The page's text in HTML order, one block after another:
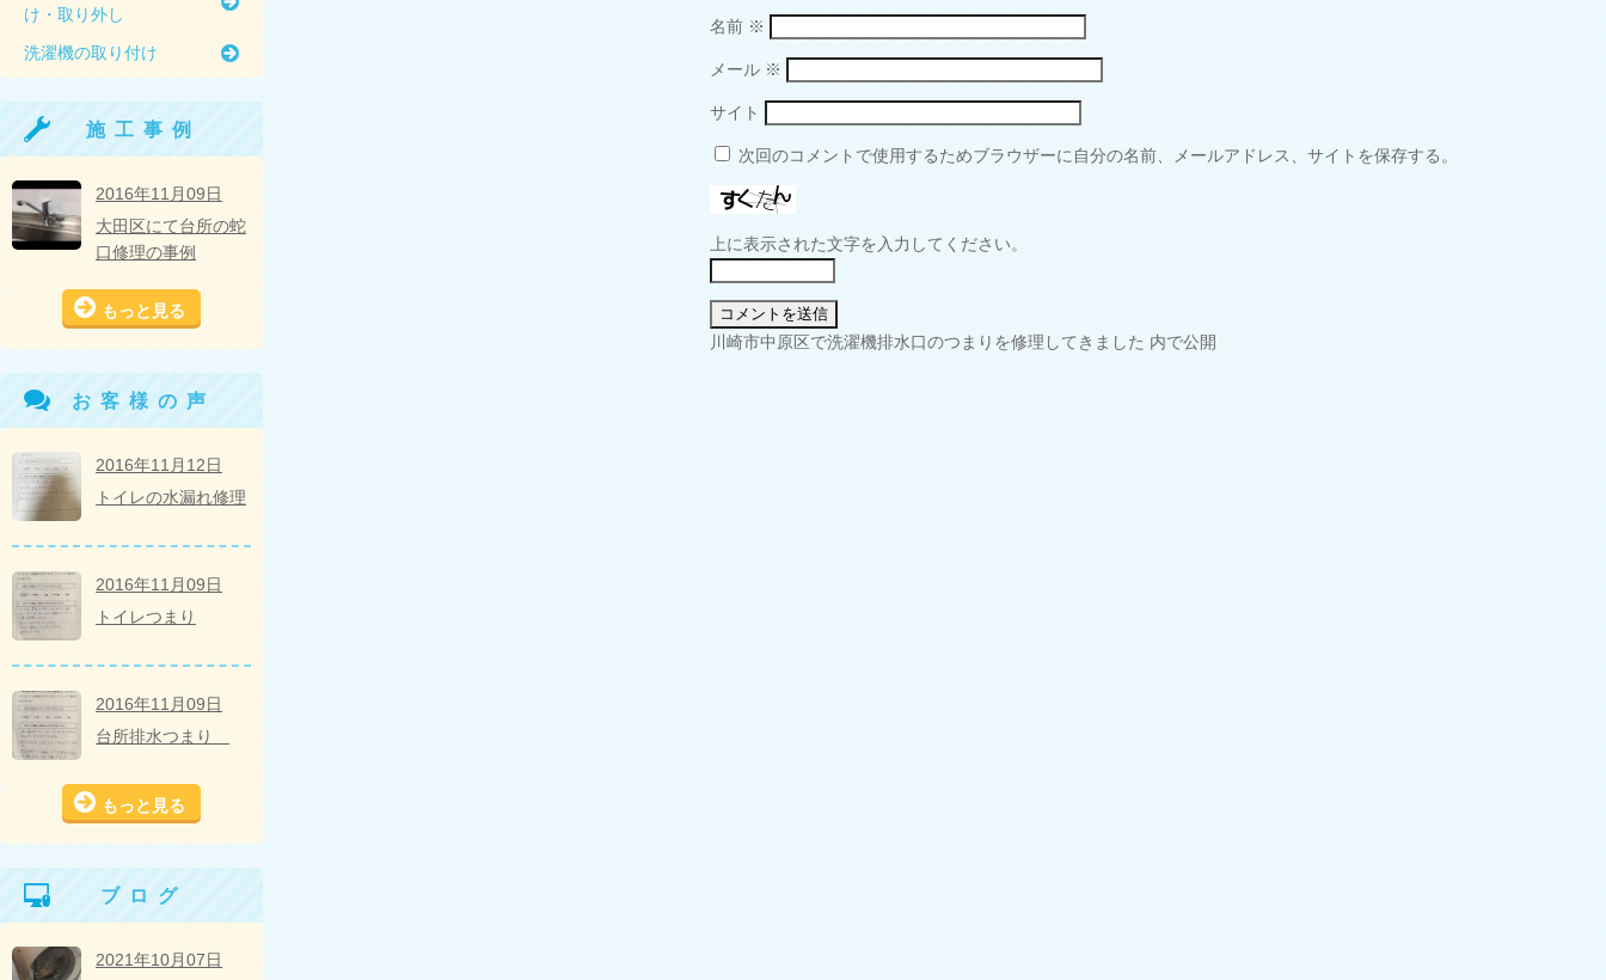
名前 ※
メール ※
サイト
次回のコメントで使用するためブラウザーに自分の名前、メールアドレス、サイトを保存する。
上に表示された文字を入力してください。
投
川崎市中原区で洗濯機排水口のつまりを修理してきました 内で公開
け・取り外し
洗濯機の取り付け
施工事例
2016年11月09日
大田区にて台所の蛇
口修理の事例
もっと見る
お客様の声
2016年11月12日
トイレの水漏れ修理
2016年11月09日
トイレつまり
2016年11月09日
台所排水つまり
もっと見る
ブログ
2021年10月07日